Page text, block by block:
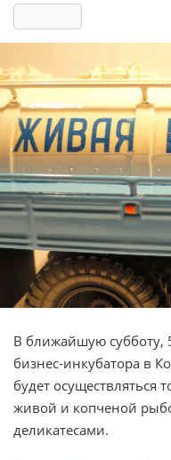
В ближайшую субботу,
бизнес-инкубатора в
будет осуществляться
живой и копченой
деликатесами.